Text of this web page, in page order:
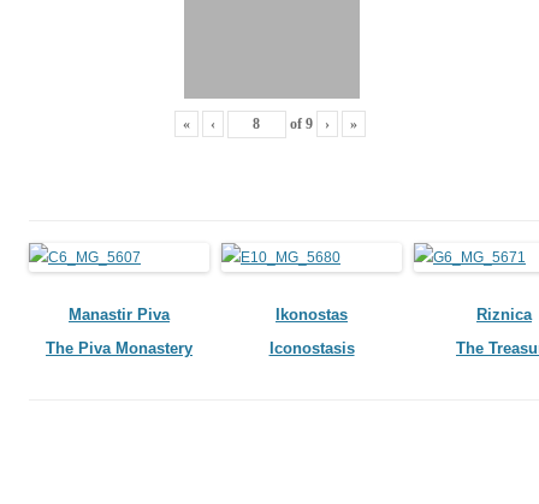
« ‹ of 9 › »
Manastir Piva
The Piva Monastery
Ikonostas
Iconostasis
Riznica
The